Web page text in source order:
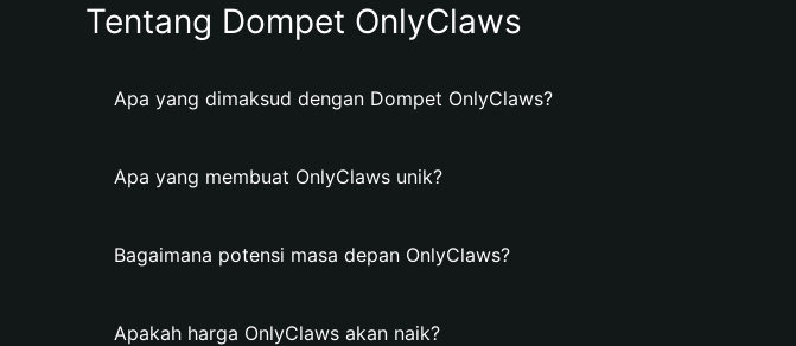
Tentang Dompet OnlyClaws
Apa yang dimaksud dengan Dompet OnlyClaws?
Apa yang membuat OnlyClaws unik?
Bagaimana potensi masa depan OnlyClaws?
Apakah harga OnlyClaws akan naik?